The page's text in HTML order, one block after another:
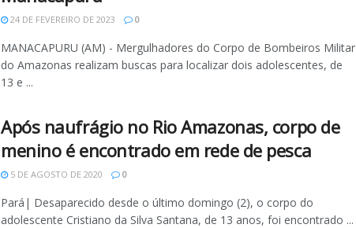
24 DE FEVEREIRO DE 2023 0
MANACAPURU (AM) - Mergulhadores do Corpo de Bombeiros Militar
do Amazonas realizam buscas para localizar dois adolescentes, de
13 e ...
Após naufrágio no Rio Amazonas, corpo de
menino é encontrado em rede de pesca
5 DE AGOSTO DE 2020 0
Pará| Desaparecido desde o último domingo (2), o corpo do
adolescente Cristiano da Silva Santana, de 13 anos, foi encontrado ...